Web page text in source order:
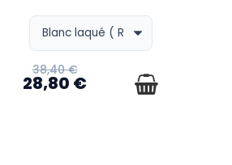
38,40 €
28,80 €